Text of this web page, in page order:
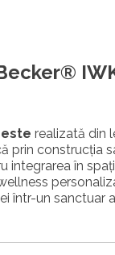
realizată din
prin construcția
integrarea în
într-un sanctuar